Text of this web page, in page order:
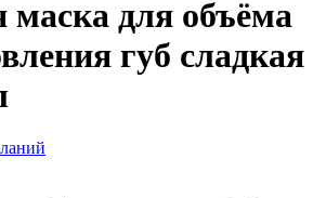
маска для объёма
губ сладкая